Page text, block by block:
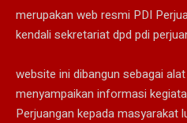
merupakan web resmi PDI
kendali sekretariat dpd pdi
website ini dibangun sebagai
menyampaikan informasi
Perjuangan kepada masyarakat